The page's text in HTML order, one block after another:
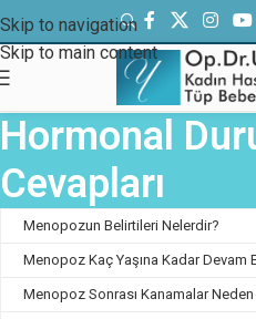
Skip to navigation
Skip to main content
Hormonal
Cevapları
Menopozun Belirtileri Nelerdir?
Menopoz Kaç Yaşına Kadar Devam
Menopoz Sonrası Kanamalar Neden